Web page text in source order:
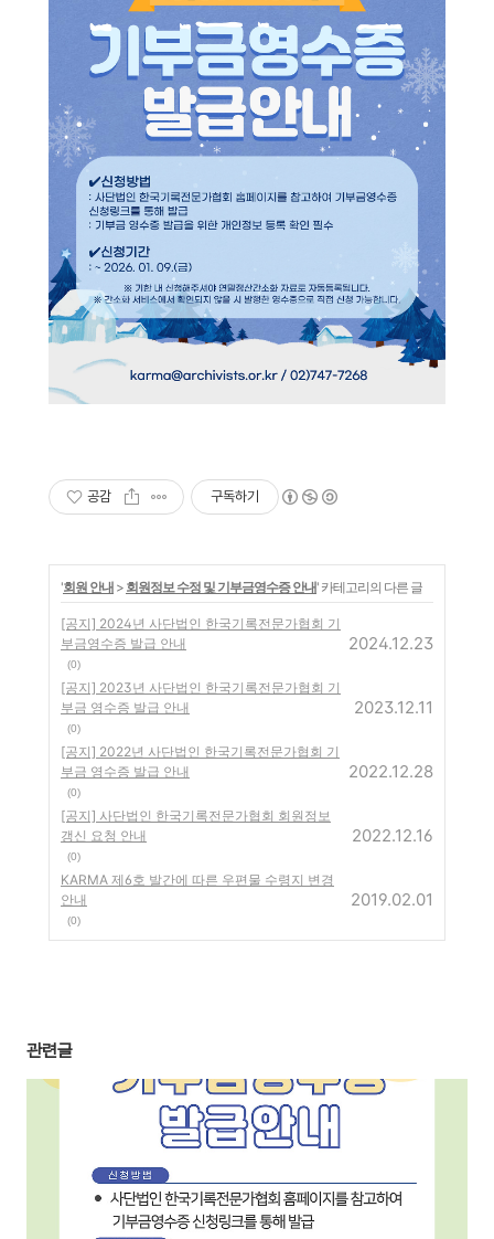
공감 구독하기
'회원 안내 > 회원정보 수정 및 기부금영수증 안내' 카테고리의 다른 글
[공지] 2024년 사단법인 한국기록전문가협회 기
부금영수증 발급 안내
(0)
2024.12.23
[공지] 2023년 사단법인 한국기록전문가협회 기
부금 영수증 발급 안내
(0)
2023.12.11
[공지] 2022년 사단법인 한국기록전문가협회 기
부금 영수증 발급 안내
(0)
2022.12.28
[공지] 사단법인 한국기록전문가협회 회원정보
갱신 요청 안내
(0)
2022.12.16
KARMA 제6호 발간에 따른 우편물 수령지 변경
안내
(0)
2019.02.01
관련글